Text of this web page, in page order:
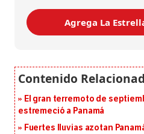
Agrega La
El gran terremoto de
estremeció a Panamá
Fuertes lluvias azotan